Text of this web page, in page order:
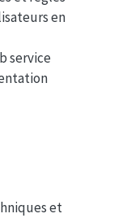
en
service
et